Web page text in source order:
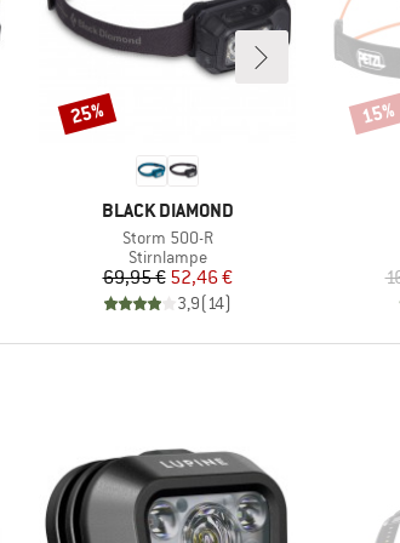
MARKE
BLACK DIAMOND
Artikel
Storm 500-R
Produktgruppe
Stirnlampe
Preis
69,95 €reduzierter Preis
52,46 €
3,9(14)
Rabatt
25% 15%